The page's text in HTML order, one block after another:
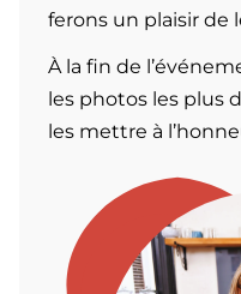
ferons un plaisir de
À la fin de
les photos les plus
les mettre à